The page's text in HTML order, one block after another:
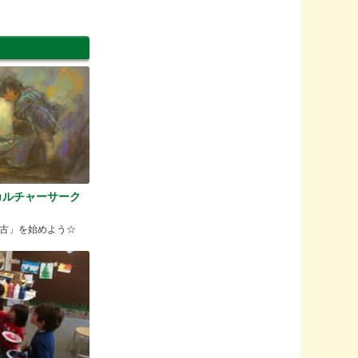
チャーサーク
」を始めよう☆